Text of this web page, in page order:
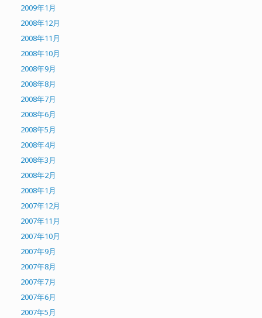
2009年1月
2008年12月
2008年11月
2008年10月
2008年9月
2008年8月
2008年7月
2008年6月
2008年5月
2008年4月
2008年3月
2008年2月
2008年1月
2007年12月
2007年11月
2007年10月
2007年9月
2007年8月
2007年7月
2007年6月
2007年5月